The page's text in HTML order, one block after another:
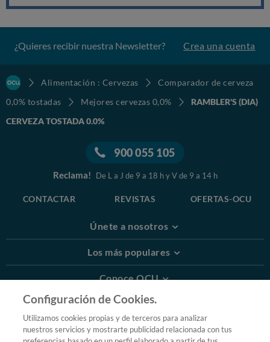
¿Quieres recibir nuestra Newsletter? Crea una cuenta
Alimentación : Cervezas
Comparador de cerveza
0,0% tostadas
Mejores cervezas 0,0%
RAMBLER'S (DIA)
CERVEZA TOSTADA 0.0%
900 055 105
Reclama! De L a J de 9 a 18 h y V de 9 a 14 h
CONTACTAR REVISTAS OFERTAS-OCU
Únete a nosotros
Los más populares
Conoce OCU
Más Información
© 2026 OCU
Configuración de Cookies.
Utilizamos cookies propias y de terceros para analizar
nuestros servicios y mostrarte publicidad relacionada con tus